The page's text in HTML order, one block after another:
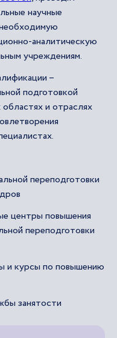
научные
аналитическую
учреждениям.
–
подготовкой
и отраслях
переподготовки
центры повышения
переподготовки
и курсы по повышению
занятости